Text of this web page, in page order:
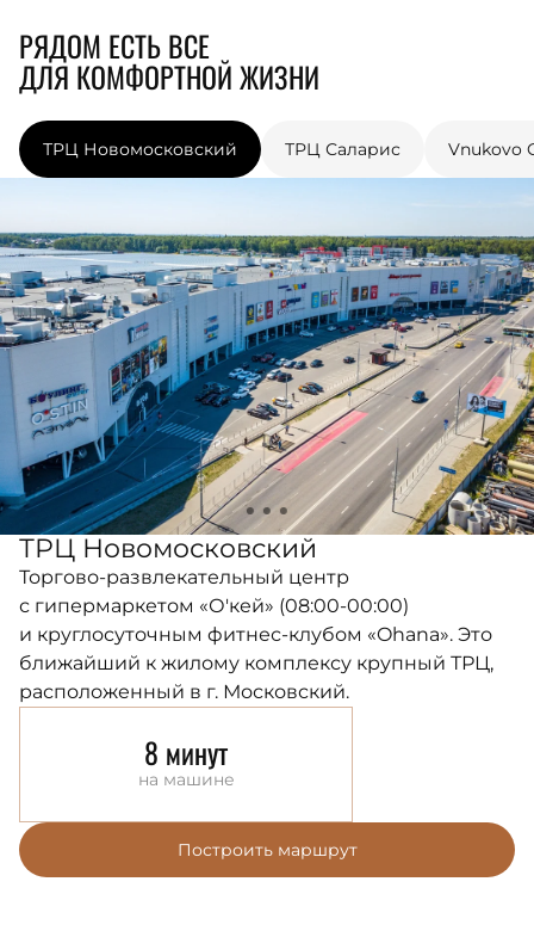
РЯДОМ ЕСТЬ ВСЕ
ДЛЯ КОМФОРТНОЙ ЖИЗНИ
ТРЦ Новомосковский ТРЦ Саларис Vnukovo
ТРЦ Новомосковский
Торгово-развлекательный центр
с гипермаркетом «О'кей» (08:00-00:00)
и круглосуточным фитнес-клубом «Ohana». Это
ближайший к жилому комплексу крупный ТРЦ,
расположенный в г. Московский.
8 минут
на машине
Построить маршрут